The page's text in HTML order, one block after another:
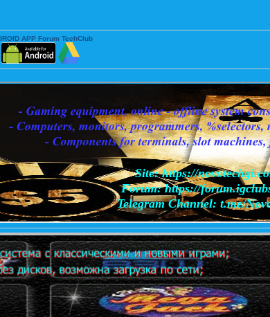
APP Forum TechClub